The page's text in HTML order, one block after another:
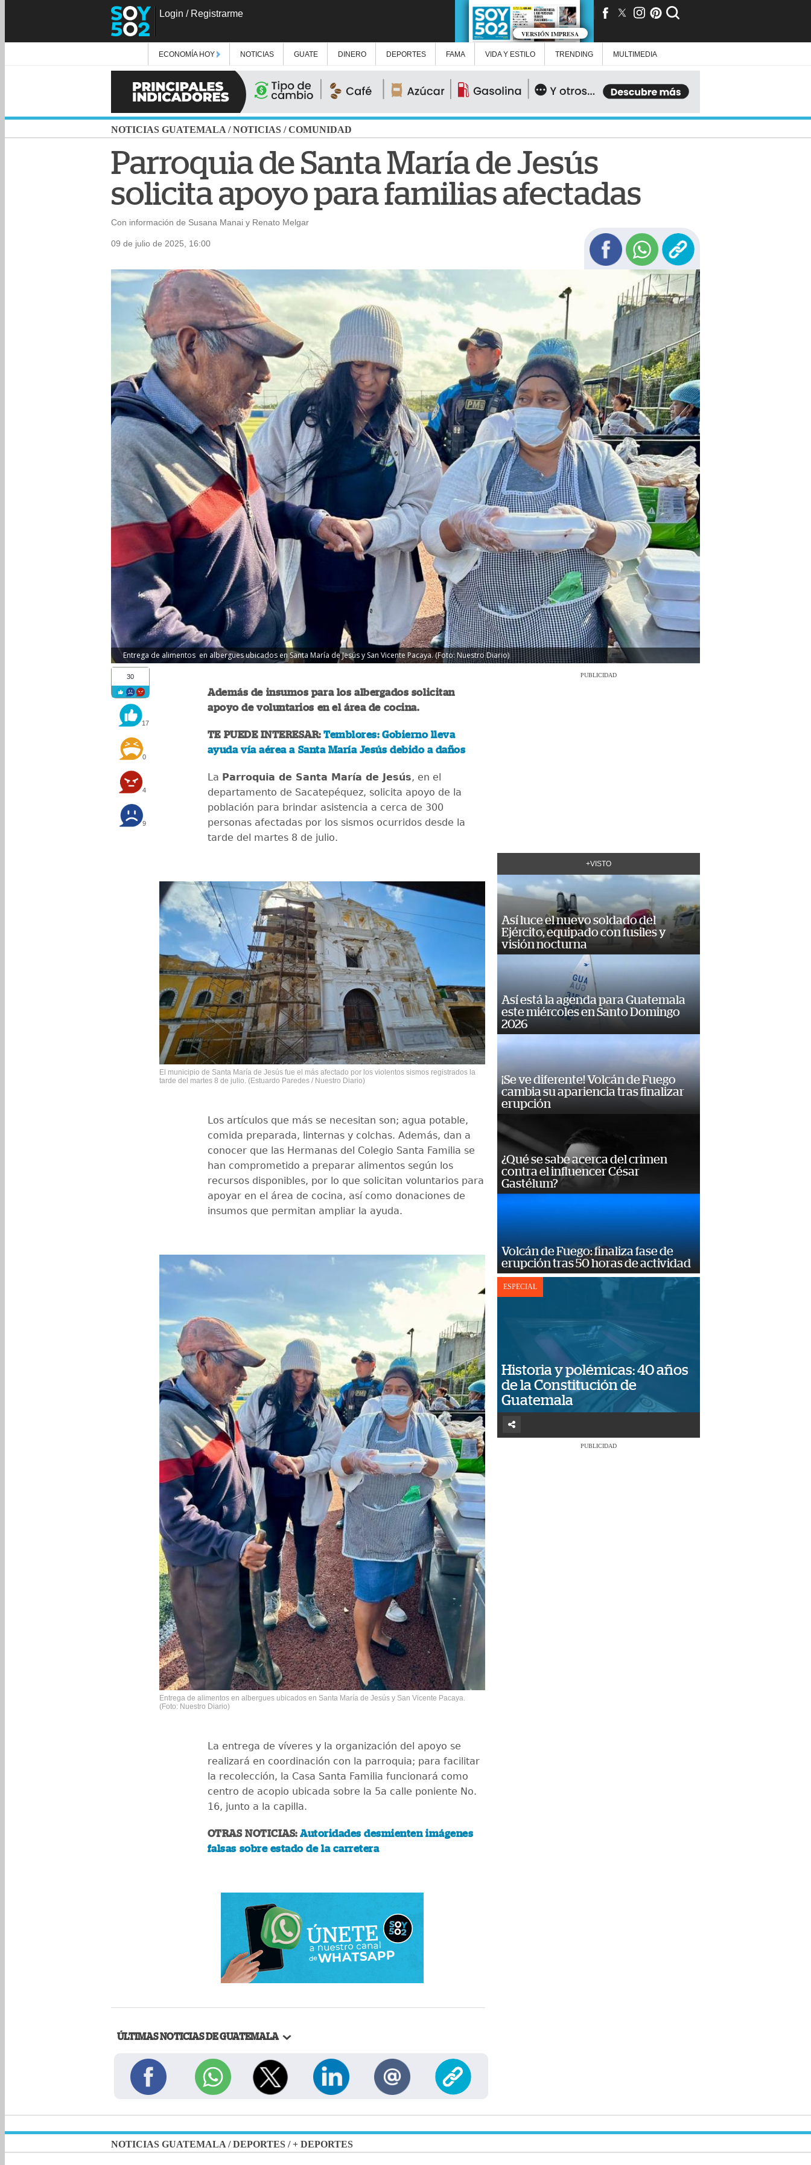
Login / Registrarme
VERSIÓN IMPRESA
ECONOMÍA HOY NOTICIAS GUATE DINERO DEPORTES FAMA VIDA Y ESTILO TRENDING MULTIMEDIA
NOTICIAS GUATEMALA /NOTICIAS /COMUNIDAD
Parroquia de Santa María de Jesús
solicita apoyo para familias afectadas
Con información de Susana Manai y Renato Melgar
09 de julio de 2025, 16:00
Entrega de alimentos en albergues ubicados en Santa María de Jesús y San Vicente Pacaya. (Foto: Nuestro Diario)
30
17
0
4
9
Además de insumos para los albergados solicitan
apoyo de voluntarios en el área de cocina.
TE PUEDE INTERESAR:Temblores: Gobierno lleva
ayuda vía aérea a Santa María Jesús debido a daños
La Parroquia de Santa María de Jesús, en el
departamento de Sacatepéquez, solicita apoyo de la
población para brindar asistencia a cerca de 300
personas afectadas por los sismos ocurridos desde la
tarde del martes 8 de julio.
El municipio de Santa María de Jesús fue el más afectado por los violentos sismos registrados la
tarde del martes 8 de julio. (Estuardo Paredes / Nuestro Diario)
Los artículos que más se necesitan son; agua potable,
comida preparada, linternas y colchas. Además, dan a
conocer que las Hermanas del Colegio Santa Familia se
han comprometido a preparar alimentos según los
recursos disponibles, por lo que solicitan voluntarios para
apoyar en el área de cocina, así como donaciones de
insumos que permitan ampliar la ayuda.
Entrega de alimentos en albergues ubicados en Santa María de Jesús y San Vicente Pacaya.
(Foto: Nuestro Diario)
La entrega de víveres y la organización del apoyo se
realizará en coordinación con la parroquia; para facilitar
la recolección, la Casa Santa Familia funcionará como
centro de acopio ubicada sobre la 5a calle poniente No.
16, junto a la capilla.
OTRAS NOTICIAS:Autoridades desmienten imágenes
falsas sobre estado de la carretera
ÚLTIMAS NOTICIAS DE GUATEMALA
PUBLICIDAD
+VISTO
Así luce el nuevo soldado del
Ejército, equipado con fusiles y
visión nocturna
Así está la agenda para Guatemala
este miércoles en Santo Domingo
2026
¡Se ve diferente! Volcán de Fuego
cambia su apariencia tras finalizar
erupción
¿Qué se sabe acerca del crimen
contra el influencer César
Gastélum?
Volcán de Fuego: finaliza fase de
erupción tras 50 horas de actividad
ESPECIAL
Historia y polémicas: 40 años
de la Constitución de
Guatemala
PUBLICIDAD
NOTICIAS GUATEMALA /DEPORTES /+ DEPORTES